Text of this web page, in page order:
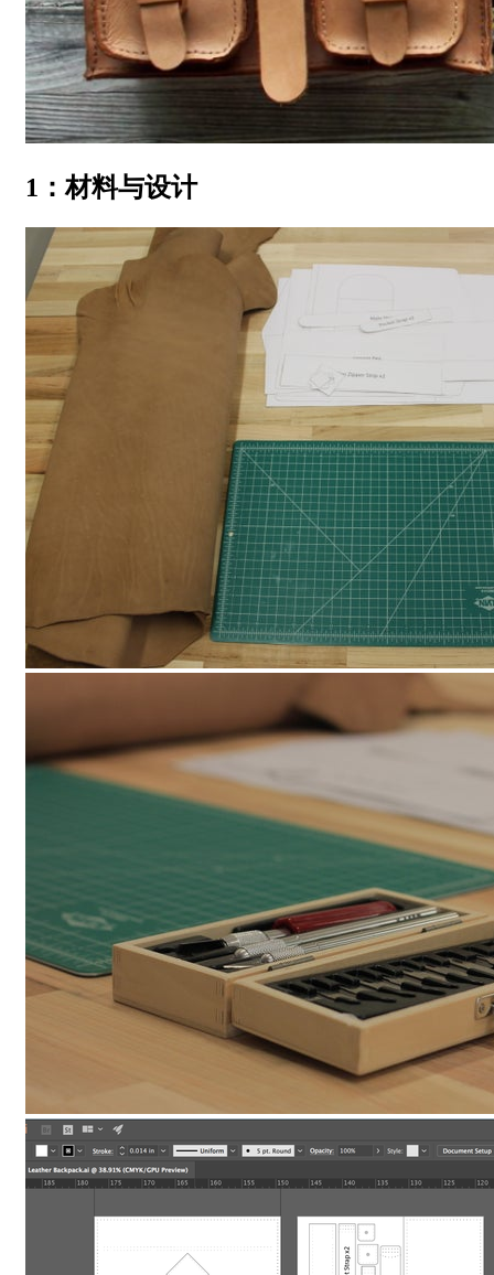
1：材料与设计